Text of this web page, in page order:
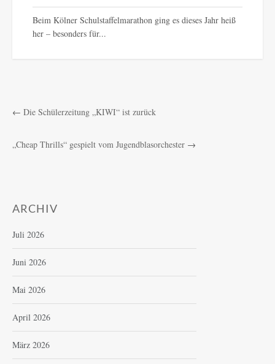
Beim Kölner Schulstaffelmarathon ging es dieses Jahr heiß
her – besonders für...
← Die Schülerzeitung „KIWI“ ist zurück
„Cheap Thrills“ gespielt vom Jugendblasorchester →
ARCHIV
Juli 2026
Juni 2026
Mai 2026
April 2026
März 2026